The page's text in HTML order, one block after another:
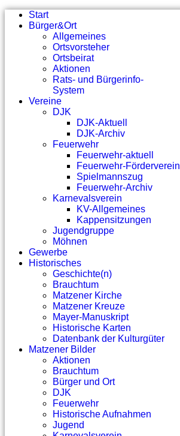
Start
Bürger&Ort
Allgemeines
Ortsvorsteher
Ortsbeirat
Aktionen
Rats- und Bürgerinfo-
System
Vereine
DJK
DJK-Aktuell
DJK-Archiv
Feuerwehr
Feuerwehr-aktuell
Feuerwehr-Förderverein
Spielmannszug
Feuerwehr-Archiv
Karnevalsverein
KV-Allgemeines
Kappensitzungen
Jugendgruppe
Möhnen
Gewerbe
Historisches
Geschichte(n)
Brauchtum
Matzener Kirche
Matzener Kreuze
Mayer-Manuskript
Historische Karten
Datenbank der Kulturgüter
Matzener Bilder
Aktionen
Brauchtum
Bürger und Ort
DJK
Feuerwehr
Historische Aufnahmen
Jugend